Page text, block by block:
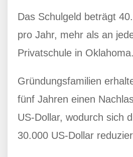
Das Schulgeld beträgt
pro Jahr, mehr als an
Privatschule in Oklahoma.
Gründungsfamilien
fünf Jahren einen
US-Dollar, wodurch sich
30.000 US-Dollar